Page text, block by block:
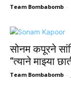
Team Bombabomb -
सोनम कपूरने
“त्याने माझ्या
Team Bombabomb -